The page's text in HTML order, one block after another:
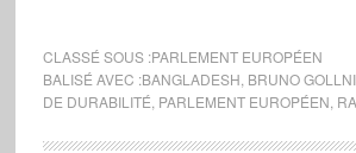
CLASSÉ SOUS :PARLEMENT EUROPÉEN
BALISÉ AVEC :BANGLADESH BRUNO
DE DURABILITÉ PARLEMENT EUROPÉEN